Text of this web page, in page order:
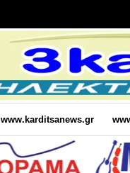
www.karditsanews.gr